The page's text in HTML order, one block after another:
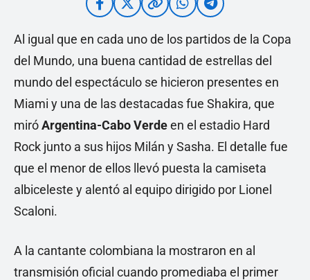
Al igual que en cada uno de los partidos de la Copa
del Mundo, una buena cantidad de estrellas del
mundo del espectáculo se hicieron presentes en
Miami y una de las destacadas fue Shakira, que
miróArgentina-Cabo Verdeen el estadio Hard
Rock junto a sus hijos Milán y Sasha. El detalle fue
que el menor de ellos llevó puesta la camiseta
albiceleste y alentó al equipo dirigido por Lionel
Scaloni.
A la cantante colombiana la mostraron en al
transmisión oficial cuando promediaba el primer